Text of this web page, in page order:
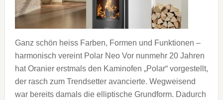
Ganz schön heiss Farben, Formen und Funktionen –
harmonisch vereint Polar Neo Vor nunmehr 20 Jahren
hat Oranier erstmals den Kaminofen „Polar“ vorgestellt,
der rasch zum Trendsetter avancierte. Wegweisend
war bereits damals die elliptische Grundform. Dadurch